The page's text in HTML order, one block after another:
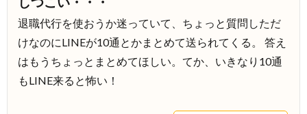
退職代行を使おうか迷っていて、ちょっと質問しただ
けなのにLINEが10通とかまとめて送られてくる。 答え
はもうちょっとまとめてほしい。てか、いきなり10通
もLINE来ると怖い！